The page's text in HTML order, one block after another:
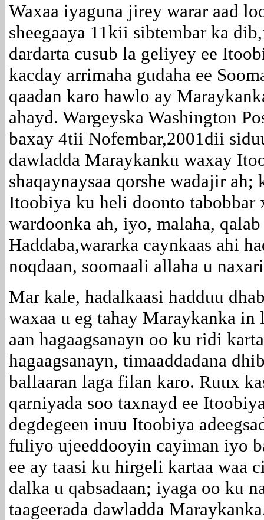
Waxaa iyaguna jirey warar aad
sheegaaya 11kii sibtembar ka
dardarta cusub la geliyey ee
kacday arrimaha gudaha ee
qaadan karo hawlo ay
ahayd. Wargeyska Washington
baxay 4tii Nofembar,2001dii
dawladda Maraykanku waxay
shaqaynaysaa qorshe wadajir ah;
Itoobiya ku heli doonto tabobbar
wardoonka ah, iyo, malaha,
Haddaba,wararka caynkaas ahi
noqdaan, soomaali allaha u
Mar kale, hadalkaasi hadduu
waxaa u eg tahay Maraykanka
aan hagaagsanayn oo ku ridi
hagaagsanayn, timaaddadana
ballaaran laga filan karo. Ruux
qarniyada soo taxnayd ee
degdegeen inuu Itoobiya
fuliyo ujeeddooyin cayiman iyo
ee ay taasi ku hirgeli kartaa waa
dalka u qabsadaan; iyaga oo ku
taageerada dawladda